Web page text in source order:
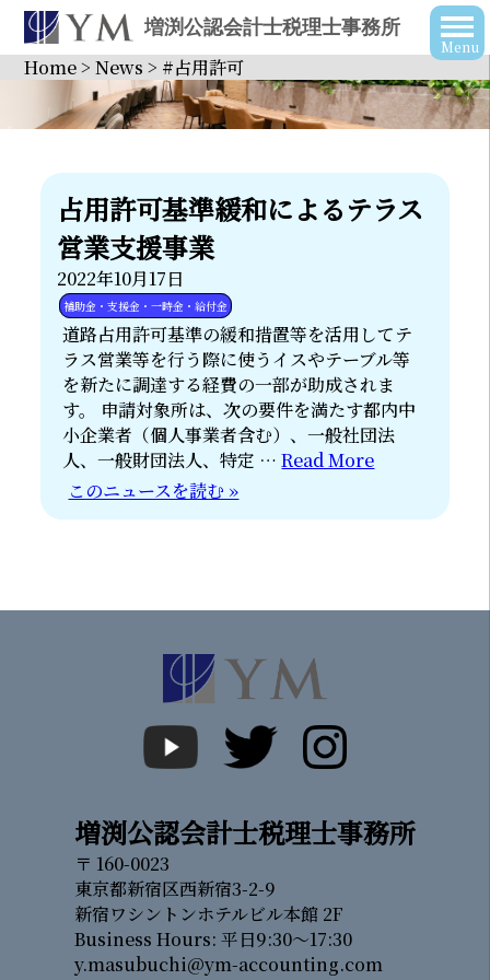
増渕公認会計士税理士事務所
Home>News > #占用許可
占用許可基準緩和によるテラス
営業支援事業
2022年10月17日
補助金・支援金・一時金・給付金
道路占用許可基準の緩和措置等を活用してテ
ラス営業等を行う際に使うイスやテーブル等
を新たに調達する経費の一部が助成されま
す。 申請対象所は、次の要件を満たす都内中
小企業者（個人事業者含む）、一般社団法
人、一般財団法人、特定 …Read More
このニュースを読む »
増渕公認会計士税理士事務所
〒 160-0023
東京都新宿区西新宿3-2-9
新宿ワシントンホテルビル本館 2F
Business Hours: 平日9:30～17:30
y.masubuchi@ym-accounting.com